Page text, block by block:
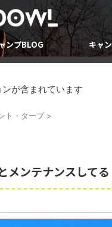
ンプBLOG キャ
が含まれています
ト・タープ >
メンテナンスして